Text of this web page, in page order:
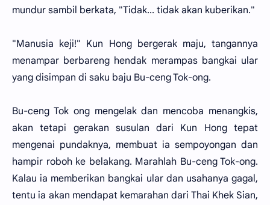
mundur sambil berkata, "Tidak... tidak akan kuberikan."
"Manusia keji!" Kun Hong bergerak maju, tangannya
menampar berbareng hendak merampas bangkai ular
yang disimpan di saku baju Bu-ceng Tok-ong.
Bu-ceng Tok ong mengelak dan mencoba menangkis,
akan tetapi gerakan susulan dari Kun Hong tepat
mengenai pundaknya, membuat ia sempoyongan dan
hampir roboh ke belakang. Marahlah Bu-ceng Tok-ong.
Kalau ia memberikan bangkai ular dan usahanya gagal,
tentu ia akan mendapat kemarahan dari Thai Khek Sian,